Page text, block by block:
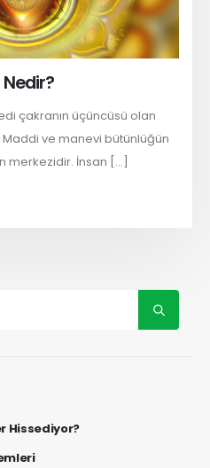
çakranın üçüncüsü olan
ve manevi bütünlüğün
merkezidir. İnsan [...]
Hissediyor?